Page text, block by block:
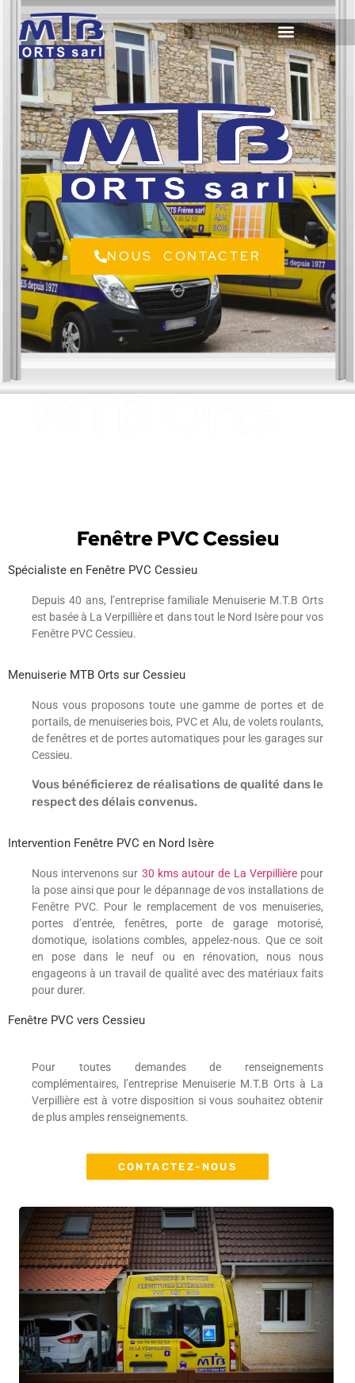
NOUS CONTACTER
Fenêtre PVC Cessieu
Spécialiste en Fenêtre PVC Cessieu
Depuis 40 ans, l’entreprise familiale Menuiserie M.T.B Orts
est basée à La Verpillière et dans tout le Nord Isère pour vos
Fenêtre PVC Cessieu.
Menuiserie MTB Orts sur Cessieu
Nous vous proposons toute une gamme de portes et de
portails, de menuiseries bois, PVC et Alu, de volets roulants,
de fenêtres et de portes automatiques pour les garages sur
Cessieu.
Vous bénéficierez de réalisations de qualité dans le
respect des délais convenus.
Intervention Fenêtre PVC en Nord Isère
Nous intervenons sur 30 kms autour de La Verpillièrepour
la pose ainsi que pour le dépannage de vos installations de
Fenêtre PVC. Pour le remplacement de vos menuiseries,
portes d’entrée, fenêtres, porte de garage motorisé,
domotique, isolations combles, appelez-nous. Que ce soit
en pose dans le neuf ou en rénovation, nous nous
engageons à un travail de qualité avec des matériaux faits
pour durer.
Fenêtre PVC vers Cessieu
Pour toutes demandes de renseignements
complémentaires, l’entreprise Menuiserie M.T.B Orts à La
Verpillière est à votre disposition si vous souhaitez obtenir
de plus amples renseignements.
CONTACTEZ-NOUS